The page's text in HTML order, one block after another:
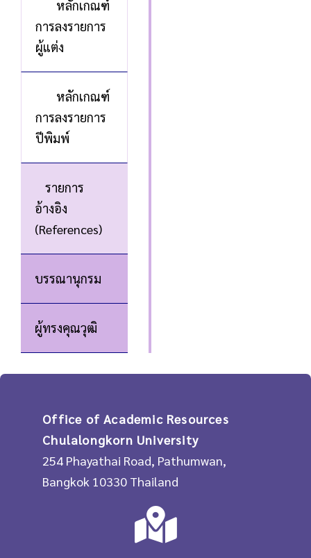
หลักเกณฑ์
การลงรายการ
ผู้แต่ง
หลักเกณฑ์
การลงรายการ
ปีพิมพ์
รายการ
อ้างอิง
(References)
บรรณานุกรม
ผู้ทรงคุณวุฒิ
Office of Academic Resources
Chulalongkorn University
254 Phayathai Road, Pathumwan,
Bangkok 10330 Thailand